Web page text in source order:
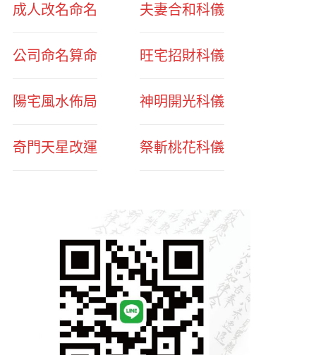
成人改名命名
公司命名算命
陽宅風水佈局
奇門天星改運
夫妻合和科儀
旺宅招財科儀
神明開光科儀
祭斬桃花科儀